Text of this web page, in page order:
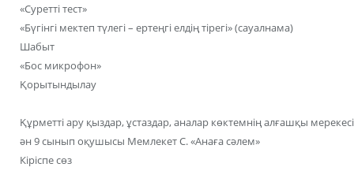
«Суретті тест»
«Бүгінгі мектеп түлегі – ертеңгі елдің тірегі» (сауалнама)
Шабыт
«Бос микрофон»
Қорытындылау
Құрметті ару қыздар, ұстаздар, аналар көктемнің алғашқы
ән 9 сынып оқушысы Мемлекет С. «Анаға сәлем»
Кіріспе сөз